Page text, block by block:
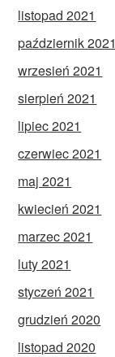
listopad 2021
październik 2021
wrzesień 2021
sierpień 2021
lipiec 2021
czerwiec 2021
maj 2021
kwiecień 2021
marzec 2021
luty 2021
styczeń 2021
grudzień 2020
listopad 2020